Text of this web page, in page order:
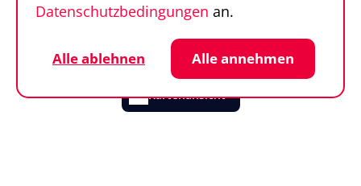
Kartenansicht
© SportFinder 2026
Datenschutz
Cookie-Einstellungen
Impressum
AGB
Datenschutzbedingungen an.
Alle ablehnen Alle annehmen